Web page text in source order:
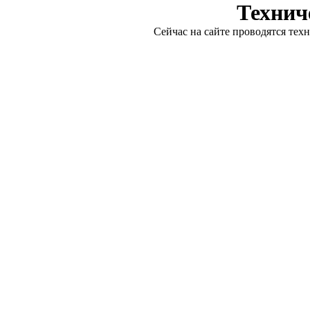
Сейчас на сайте проводятся